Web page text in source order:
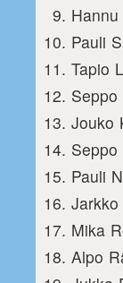
Pauli
Tapio
Jouko
Pauli
Mika
Alpo